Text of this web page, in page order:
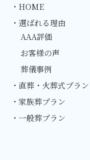
・HOME
・選ばれる理由
AAA評価
お客様の声
葬儀事例
・直葬・火葬式プラン
・家族葬プラン
・一般葬プラン